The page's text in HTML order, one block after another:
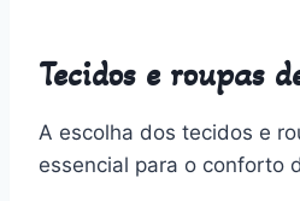
Tecidos e roupas
A escolha dos tecidos e
essencial para o conforto